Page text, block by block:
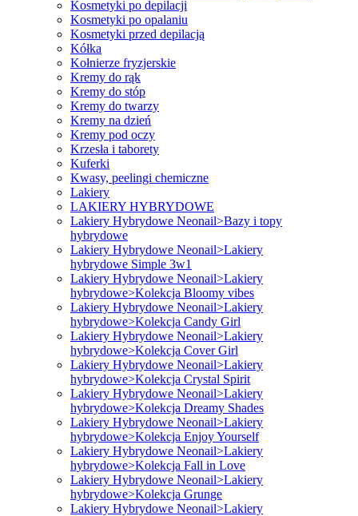
Kosmetyki po depilacji
Kosmetyki po opalaniu
Kosmetyki przed depilacją
Kółka
Kołnierze fryzjerskie
Kremy do rąk
Kremy do stóp
Kremy do twarzy
Kremy na dzień
Kremy pod oczy
Krzesła i taborety
Kuferki
Kwasy, peelingi chemiczne
Lakiery
LAKIERY HYBRYDOWE
Lakiery Hybrydowe Neonail>Bazy i topy
hybrydowe
Lakiery Hybrydowe Neonail>Lakiery
hybrydowe Simple 3w1
Lakiery Hybrydowe Neonail>Lakiery
hybrydowe>Kolekcja Bloomy vibes
Lakiery Hybrydowe Neonail>Lakiery
hybrydowe>Kolekcja Candy Girl
Lakiery Hybrydowe Neonail>Lakiery
hybrydowe>Kolekcja Cover Girl
Lakiery Hybrydowe Neonail>Lakiery
hybrydowe>Kolekcja Crystal Spirit
Lakiery Hybrydowe Neonail>Lakiery
hybrydowe>Kolekcja Dreamy Shades
Lakiery Hybrydowe Neonail>Lakiery
hybrydowe>Kolekcja Enjoy Yourself
Lakiery Hybrydowe Neonail>Lakiery
hybrydowe>Kolekcja Fall in Love
Lakiery Hybrydowe Neonail>Lakiery
hybrydowe>Kolekcja Grunge
Lakiery Hybrydowe Neonail>Lakiery